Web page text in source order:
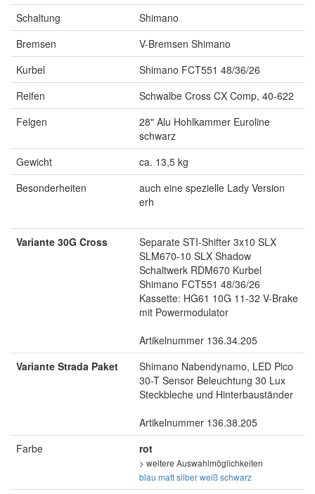
Schaltung
Shimano
Bremsen
V-Bremsen Shimano
Kurbel
Shimano FCT551 48/36/26
Reifen
Schwalbe Cross CX Comp, 40-622
Felgen
28" Alu Hohlkammer Euroline
schwarz
Gewicht
ca. 13,5 kg
Besonderheiten
auch eine spezielle Lady Version
erh
Variante 30G Cross
Separate STI-Shifter 3x10 SLX
SLM670-10 SLX Shadow
Schaltwerk RDM670 Kurbel
Shimano FCT551 48/36/26
Kassette: HG61 10G 11-32 V-Brake
mit Powermodulator
Artikelnummer 136.34.205
Variante Strada Paket
Shimano Nabendynamo, LED Pico
30-T Sensor Beleuchtung 30 Lux
Steckbleche und Hinterbauständer
Artikelnummer 136.38.205
Farbe
rot
> weitere Auswahlmöglichkeiten
blau mattsilberweißschwarz